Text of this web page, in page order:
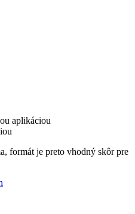
aplikáciou
formát je preto vhodný skôr pre